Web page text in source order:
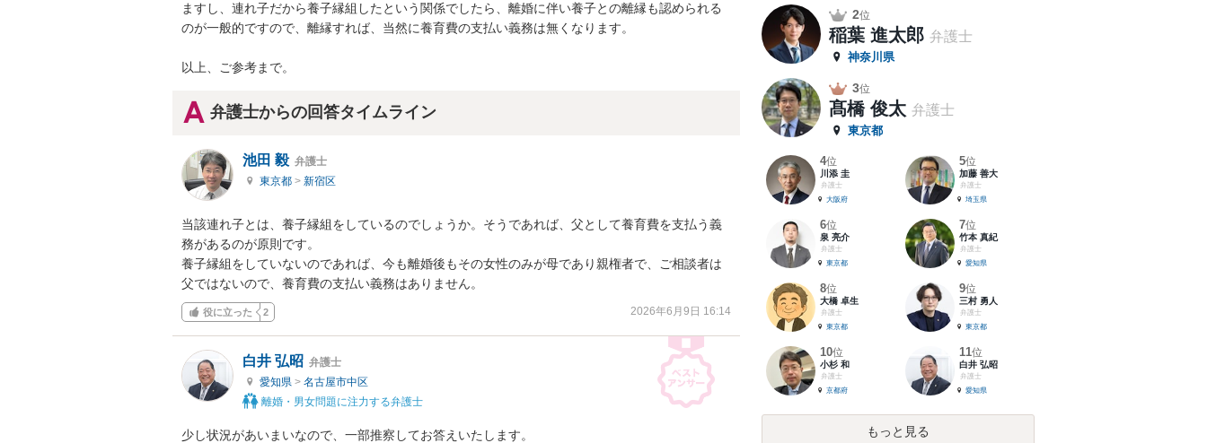
ますし、連れ子だから養子縁組したという関係でしたら、離婚に伴い養子との離縁も認められる
のが一般的ですので、離縁すれば、当然に養育費の支払い義務は無くなります。
以上、ご参考まで。
弁護士からの回答タイムライン
池田 毅 弁護士
東京都 > 新宿区
当該連れ子とは、養子縁組をしているのでしょうか。そうであれば、父として養育費を支払う義
務があるのが原則です。
養子縁組をしていないのであれば、今も離婚後もその女性のみが母であり親権者で、ご相談者は
父ではないので、養育費の支払い義務はありません。
役に立った 2 2026年6月9日 16:14
白井 弘昭 弁護士
愛知県 > 名古屋市中区
離婚・男女問題に注力する弁護士
少し状況があいまいなので、一部推察してお答えいたします。
2位
稲葉 進太郎 弁護士
神奈川県
3位
髙橋 俊太 弁護士
東京都
4位
川添 圭
弁護士
大阪府
5位
加藤 善大
弁護士
埼玉県
6位
泉 亮介
弁護士
東京都
7位
竹本 真紀
弁護士
愛知県
8位
大橋 卓生
弁護士
東京都
9位
三村 勇人
弁護士
東京都
10位
小杉 和
弁護士
京都府
11位
白井 弘昭
弁護士
愛知県
もっと見る